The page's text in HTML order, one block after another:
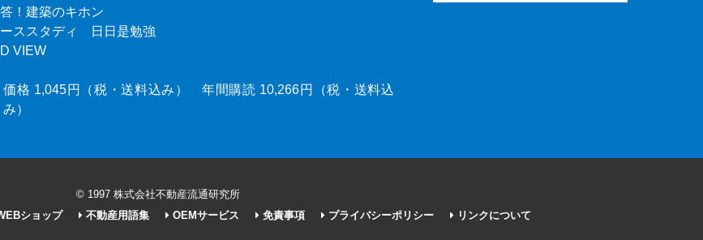
答！建築のキホン
ーススタディ 日日是勉強
VIEW
価格 1,045円（税・送料込み） 年間購読 10,266円（税・送料込
み）
© 1997 株式会社不動産流通研究所
ショップ 不動産用語集 OEMサービス 免責事項 プライバシーポリシー リンクについて